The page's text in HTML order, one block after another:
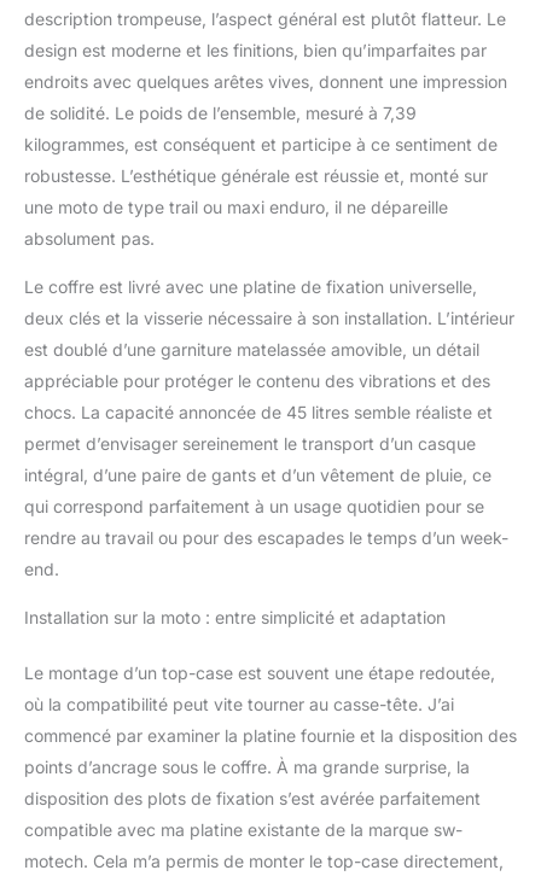
L'intérieur est doté d'une
coton isolé PU qui offre
une protection et un
rembourrage
supplémentaires pour
vos effets personnels.
Topcase moto spacieux :
dimensions extérieures
généreuse de 45 L, un
poids de 7,8 kg et une
capacité de charge
qui le rend idéal pour le
stockage sécurisé de
divers objets. Rangement
polyvalent et sûr : ce
multifonctionnel offre
une résistance aux
système de rangement.
litres, il peut accueillir des
casques, des
plus encore. Équipé
d'une serrure de
sécurité, il peut
également être utilisé
description trompeuse, l’aspect général est plutôt flatteur. Le
design est moderne et les finitions, bien qu’imparfaites par
endroits avec quelques arêtes vives, donnent une impression
de solidité. Le poids de l’ensemble, mesuré à 7,39
kilogrammes, est conséquent et participe à ce sentiment de
robustesse. L’esthétique générale est réussie et, monté sur
une moto de type trail ou maxi enduro, il ne dépareille
absolument pas.
Le coffre est livré avec une platine de fixation universelle,
deux clés et la visserie nécessaire à son installation. L’intérieur
est doublé d’une garniture matelassée amovible, un détail
appréciable pour protéger le contenu des vibrations et des
chocs. La capacité annoncée de 45 litres semble réaliste et
permet d’envisager sereinement le transport d’un casque
intégral, d’une paire de gants et d’un vêtement de pluie, ce
qui correspond parfaitement à un usage quotidien pour se
rendre au travail ou pour des escapades le temps d’un week-
end.
Installation sur la moto : entre simplicité et adaptation
Le montage d’un top-case est souvent une étape redoutée,
où la compatibilité peut vite tourner au casse-tête. J’ai
commencé par examiner la platine fournie et la disposition des
points d’ancrage sous le coffre. À ma grande surprise, la
disposition des plots de fixation s’est avérée parfaitement
compatible avec ma platine existante de la marque sw-
motech. Cela m’a permis de monter le top-case directement,